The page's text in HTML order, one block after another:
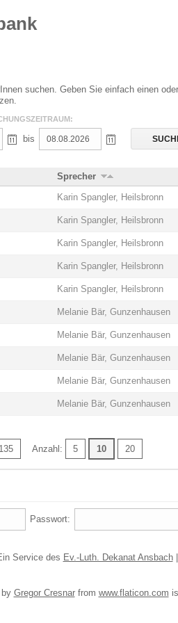
suchen. Geben Sie einfach einen
bis
Sprecher
Karin Spangler, Heilsbronn
Karin Spangler, Heilsbronn
Karin Spangler, Heilsbronn
Karin Spangler, Heilsbronn
Karin Spangler, Heilsbronn
Melanie Bär, Gunzenhausen
Melanie Bär, Gunzenhausen
Melanie Bär, Gunzenhausen
Melanie Bär, Gunzenhausen
Melanie Bär, Gunzenhausen
135 Anzahl: 5 10 20
Passwort:
Service des Ev.-Luth. Dekanat Ansbach|
by Gregor Cresnarfrom www.flaticon.com